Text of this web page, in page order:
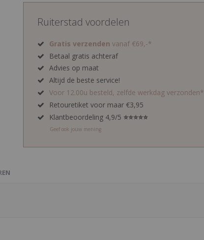
Ruiterstad voordelen
Gratis verzenden vanaf €69,-*
Betaal gratis achteraf
Advies op maat
Altijd de beste service!
Voor 12.00u besteld, zelfde werkdag verzonden*
Retouretiket voor maar €3,95
Klantbeoordeling 4,9/5 ⭐⭐⭐⭐⭐
Geef ook jouw mening